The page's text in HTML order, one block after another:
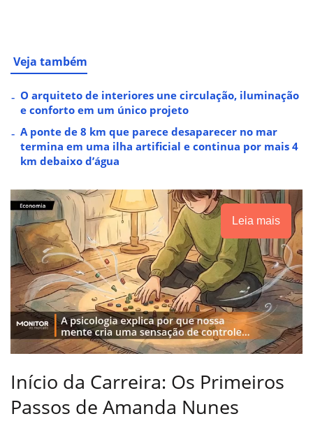
Veja também
O arquiteto de interiores une circulação, iluminação
e conforto em um único projeto
A ponte de 8 km que parece desaparecer no mar
termina em uma ilha artificial e continua por mais 4
km debaixo d’água
Leia mais
Início da Carreira: Os Primeiros
Passos de Amanda Nunes